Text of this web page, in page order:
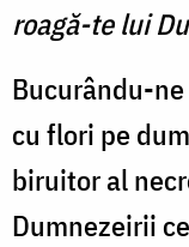
roagă-te lui
Bucurându-
cu flori pe
biruitor al
Dumnezeirii